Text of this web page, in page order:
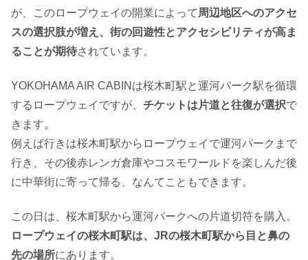
が、このロープウェイの開業によって 周辺地区へのアクセ
スの選択肢が増え、街の回遊性とアクセシビリティが高ま
ることが期待されています。
YOKOHAMA AIR CABINは桜木町駅と運河パーク駅を循環
するロープウェイですが、 チケットは片道と往復が選択で
きます。
例えば行きは桜木町駅からロープウェイで運河パークまで
行き、その後赤レンガ倉庫やコスモワールドを楽しんだ後
に中華街に寄って帰る、なんてこともできます。
この日は、桜木町駅から運河パークへの片道切符を購入。
ロープウェイの桜木町駅は、JRの桜木町駅から目と鼻の
先の場所にあります。